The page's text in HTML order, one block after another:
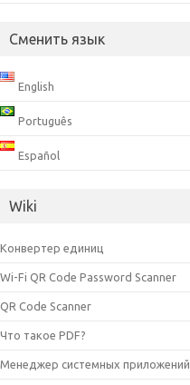
Сменить язык
English
Português
Español
Wiki
Конвертер единиц
Wi-Fi QR Code Password Scanner
QR Code Scanner
Что такое PDF?
Менеджер системных приложений